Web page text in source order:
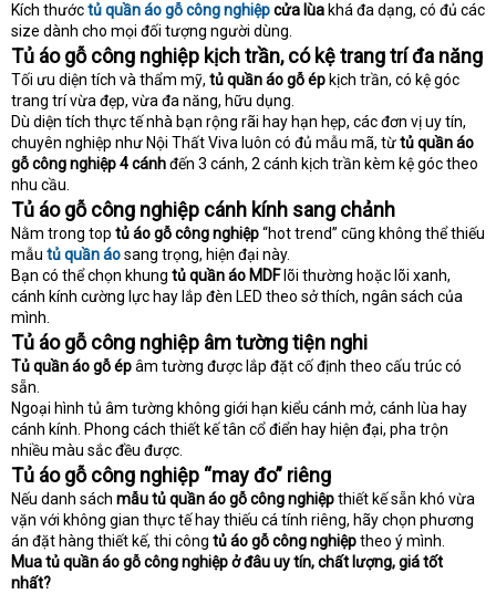
Kích thướctủ quần áo gỗ công nghiệpcửa lùa khá đa dạng, có đủ các
size dành cho mọi đối tượng người dùng.
Tủ áo gỗ công nghiệp kịch trần, có kệ trang trí đa năng
Tối ưu diện tích và thẩm mỹ, tủ quần áo gỗ ép kịch trần, có kệ góc
trang trí vừa đẹp, vừa đa năng, hữu dụng.
Dù diện tích thực tế nhà bạn rộng rãi hay hạn hẹp, các đơn vị uy tín,
chuyên nghiệp như Nội Thất Viva luôn có đủ mẫu mã, từtủ quần áo
gỗ công nghiệp 4 cánhđến 3 cánh, 2 cánh kịch trần kèm kệ góc theo
nhu cầu.
Tủ áo gỗ công nghiệp cánh kính sang chảnh
Nằm trong top tủ áo gỗ công nghiệp“hot trend” cũng không thể thiếu
mẫu tủ quần áosang trọng, hiện đại này.
Bạn có thể chọn khung tủ quần áo MDF lõi thường hoặc lõi xanh,
cánh kính cường lực hay lắp đèn LED theo sở thích, ngân sách của
mình.
Tủ áo gỗ công nghiệp âm tường tiện nghi
Tủ quần áo gỗ épâm tường được lắp đặt cố định theo cấu trúc có
sẵn.
Ngoại hình tủ âm tường không giới hạn kiểu cánh mở, cánh lùa hay
cánh kính. Phong cách thiết kế tân cổ điển hay hiện đại, pha trộn
nhiều màu sắc đều được.
Tủ áo gỗ công nghiệp “may đo” riêng
Nếu danh sách mẫu tủ quần áo gỗ công nghiệpthiết kế sẵn khó vừa
vặn với không gian thực tế hay thiếu cá tính riêng, hãy chọn phương
án đặt hàng thiết kế, thi công tủ áo gỗ công nghiệptheo ý mình.
Mua tủ quần áo gỗ công nghiệp ở đâu uy tín, chất lượng, giá tốt
nhất?